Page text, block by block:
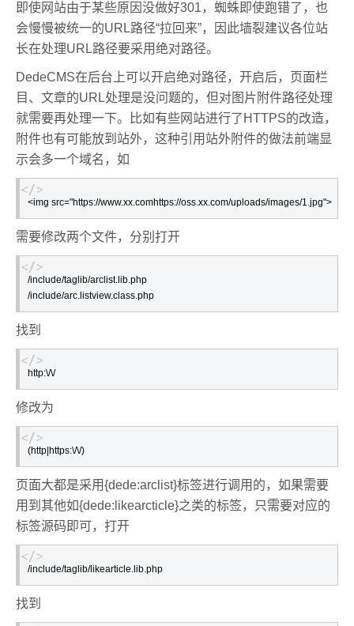
即使网站由于某些原因没做好301，蜘蛛即使跑错了，也
会慢慢被统一的URL路径“拉回来”，因此墙裂建议各位站
长在处理URL路径要采用绝对路径。
DedeCMS在后台上可以开启绝对路径，开启后，页面栏
目、文章的URL处理是没问题的，但对图片附件路径处理
就需要再处理一下。比如有些网站进行了HTTPS的改造，
附件也有可能放到站外，这种引用站外附件的做法前端显
示会多一个域名，如
<img src="https://www.xx.comhttps://oss.xx.com/uploads/images/1.jpg">
需要修改两个文件，分别打开
/include/taglib/arclist.lib.php
/include/arc.listview.class.php
找到
http:\/\/
修改为
(http|https:\/\/)
页面大都是采用{dede:arclist}标签进行调用的，如果需要
用到其他如{dede:likearcticle}之类的标签，只需要对应的
标签源码即可，打开
/include/taglib/likearticle.lib.php
找到